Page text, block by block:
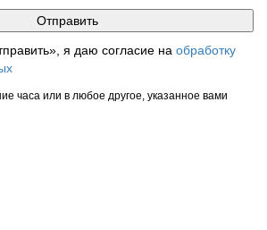
я даю согласие на обработку
часа или в любое другое, указанное вами